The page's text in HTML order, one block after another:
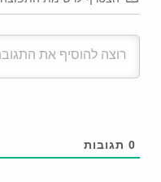
0 תגובות